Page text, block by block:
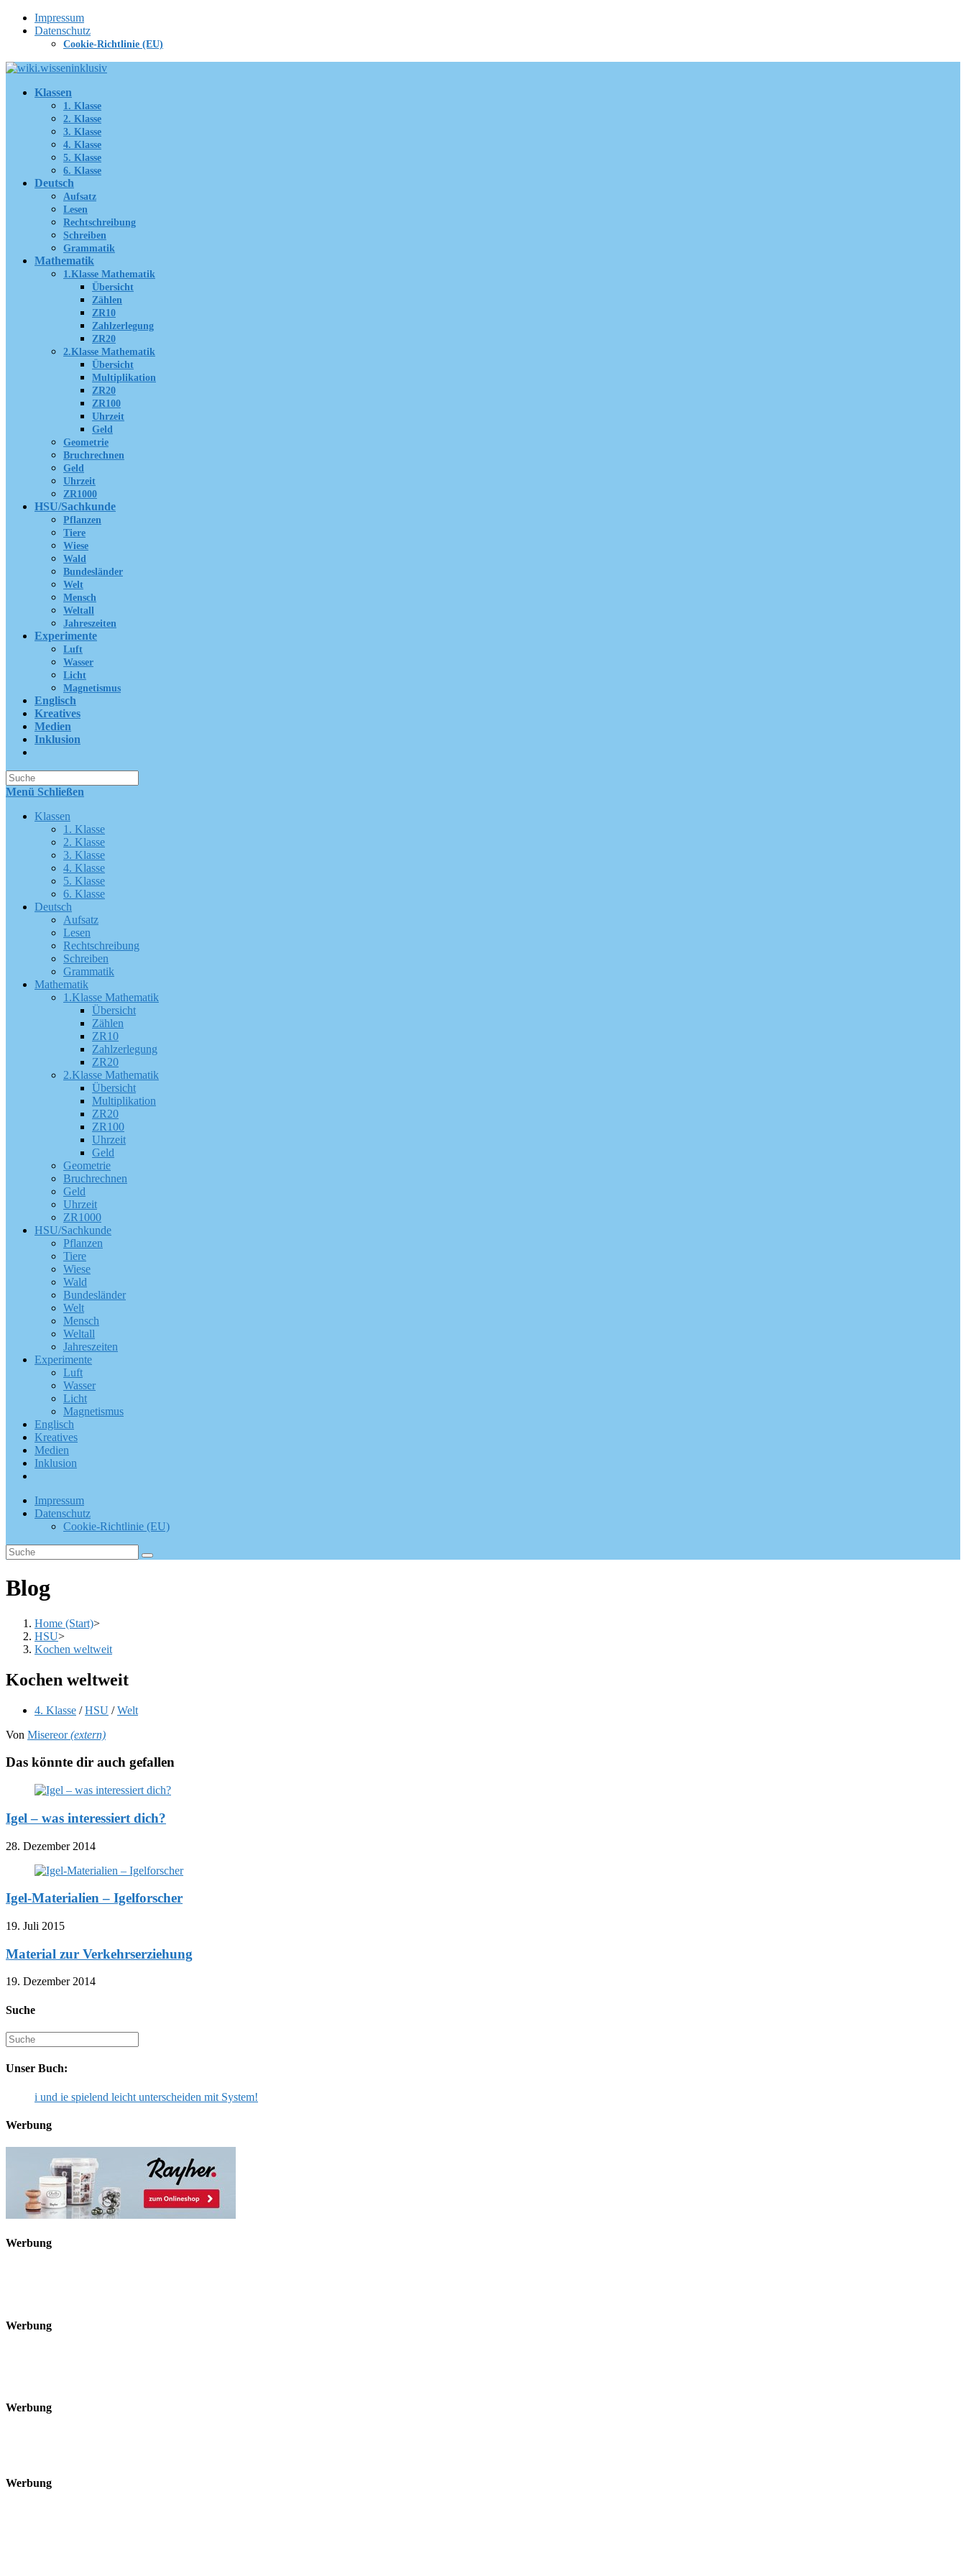
Zum
Inhalt
Impressum
Datenschutz
Cookie-Richtlinie (EU)
Klassen
1. Klasse
2. Klasse
3. Klasse
4. Klasse
5. Klasse
6. Klasse
Deutsch
Aufsatz
Lesen
Rechtschreibung
Schreiben
Grammatik
Mathematik
1.Klasse Mathematik
Übersicht
Zählen
ZR10
Zahlzerlegung
ZR20
2.Klasse Mathematik
Übersicht
Multiplikation
ZR20
ZR100
Uhrzeit
Geld
Geometrie
Bruchrechnen
Geld
Uhrzeit
ZR1000
HSU/Sachkunde
Pflanzen
Tiere
Wiese
Wald
Bundesländer
Welt
Mensch
Weltall
Jahreszeiten
Experimente
Luft
Wasser
Licht
Magnetismus
Englisch
Kreatives
Medien
Inklusion
Suche
nach:
Menü Schließen
Klassen
1. Klasse
2. Klasse
3. Klasse
4. Klasse
5. Klasse
6. Klasse
Deutsch
Aufsatz
Lesen
Rechtschreibung
Schreiben
Grammatik
Mathematik
1.Klasse Mathematik
Übersicht
Zählen
ZR10
Zahlzerlegung
ZR20
2.Klasse Mathematik
Übersicht
Multiplikation
ZR20
ZR100
Uhrzeit
Geld
Geometrie
Bruchrechnen
Geld
Uhrzeit
ZR1000
HSU/Sachkunde
Pflanzen
Tiere
Wiese
Wald
Bundesländer
Welt
Mensch
Weltall
Jahreszeiten
Experimente
Luft
Wasser
Licht
Magnetismus
Englisch
Kreatives
Medien
Inklusion
Impressum
Datenschutz
Cookie-Richtlinie (EU)
Blog
Home (Start)>
HSU>
Kochen weltweit
Kochen weltweit
Beitrags-
4. Klasse / HSU / Welt
Von Misereor(extern)
Das könnte dir auch gefallen
Igel – was interessiert dich?
28. Dezember 2014
Igel-Materialien – Igelforscher
19. Juli 2015
Material zur Verkehrserziehung
19. Dezember 2014
Suche
Suche
nach:
Unser Buch:
i und ie spielend leicht unterscheiden mit System!
Werbung
Werbung
Werbung
Werbung
Werbung